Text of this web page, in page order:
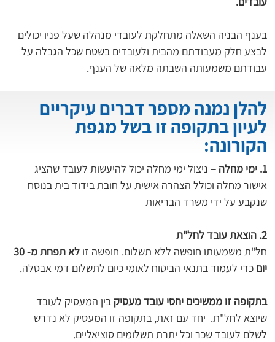
בענף הבניה השאלה מתחלקת לעובדי מנהלה שעל פניו יכולים
לבצע חלק מעבודתם מהבית ולעובדים בשטח שכל הגבלה על
עבודתם משמעותה השבתה מלאה של הענף.
להלן נמנה מספר דברים עיקריים
לעיון בתקופה זו בשל מגפת
הקורונה:
1. ימי מחלה –
ניצול ימי מחלה יכול להיעשות לעובד שהציג
אישור מחלה וכולל הצהרה אישית על חובת בידוד בית בנוסח
שנקבע על ידי משרד הבריאות
2. הוצאת עובד לחל"ת
חל"ת משמעותו חופשה ללא תשלום. חופשה זו
יום כדי לעמוד בתנאי הביטוח לאומי כיום לתשלום דמי אבטלה.
בתקופה זו ממשיכים יחסי עובד מעסיק בין המעסיק לעובד
שיוצא לחל"ת.  יחד עם זאת, בתקופה זו המעסיק לא נדרש
לשלם לעובד שכר וכל יתרת תשלומים סוציאליים.